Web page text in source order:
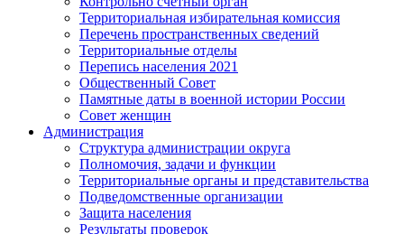
Территориальная избирательная комиссия
Перечень пространственных сведений
Территориальные отделы
Перепись населения 2021
Общественный Совет
Памятные даты в военной истории России
Совет женщин
Администрация
Структура администрации округа
Полномочия, задачи и функции
Территориальные органы и представительства
Подведомственные организации
Защита населения
Результаты проверок